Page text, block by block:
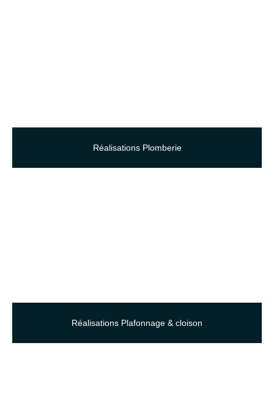
Réalisations Plomberie
Réalisations Plafonnage & cloison